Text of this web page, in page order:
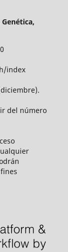
index
del número